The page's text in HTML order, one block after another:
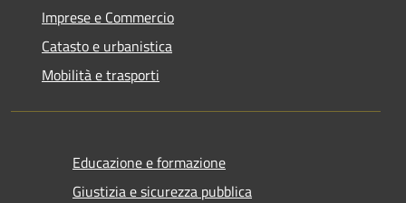
Imprese e Commercio
Catasto e urbanistica
Mobilità e trasporti
Educazione e formazione
Giustizia e sicurezza pubblica